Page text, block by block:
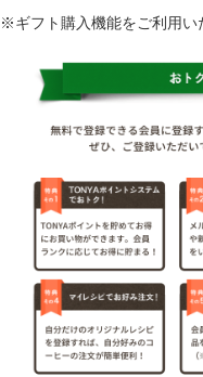
※ギフト購入機能をご利用い